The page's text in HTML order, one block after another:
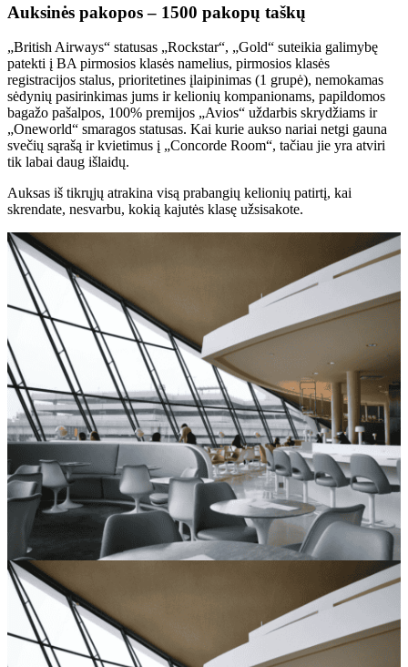
Auksinės pakopos – 1500 pakopų taškų
„British Airways“ statusas „Rockstar“, „Gold“ suteikia galimybę
patekti į BA pirmosios klasės namelius, pirmosios klasės
registracijos stalus, prioritetines įlaipinimas (1 grupė), nemokamas
sėdynių pasirinkimas jums ir kelionių kompanionams, papildomos
bagažo pašalpos, 100% premijos „Avios“ uždarbis skrydžiams ir
„Oneworld“ smaragos statusas. Kai kurie aukso nariai netgi gauna
svečių sąrašą ir kvietimus į „Concorde Room“, tačiau jie yra atviri
tik labai daug išlaidų.
Auksas iš tikrųjų atrakina visą prabangių kelionių patirtį, kai
skrendate, nesvarbu, kokią kajutės klasę užsisakote.